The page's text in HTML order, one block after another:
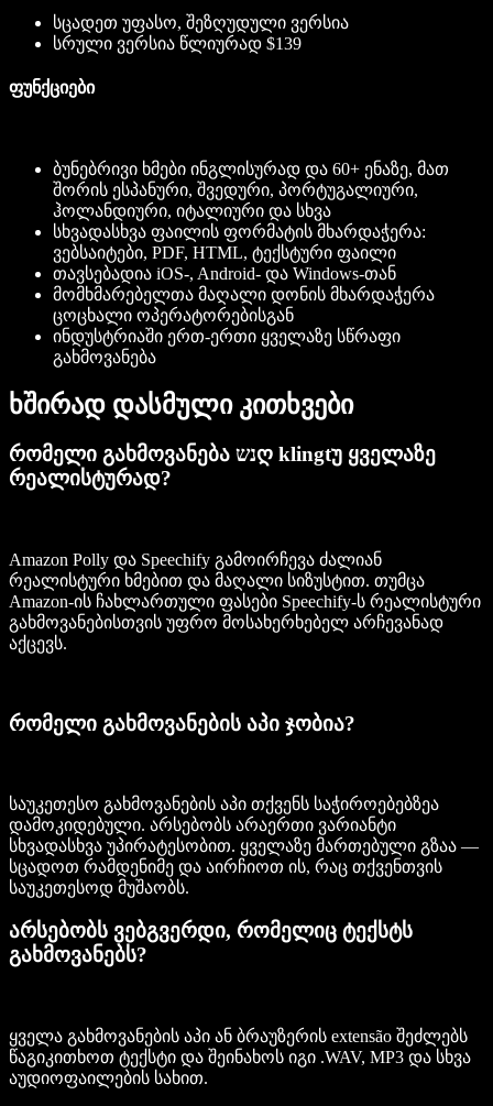
სცადეთ უფასო, შეზღუდული ვერსია
სრული ვერსია წლიურად $139
ფუნქციები
ბუნებრივი ხმები ინგლისურად და 60+ ენაზე, მათ
შორის ესპანური, შვედური, პორტუგალიური,
ჰოლანდიური, იტალიური და სხვა
სხვადასხვა ფაილის ფორმატის მხარდაჭერა:
ვებსაიტები, PDF, HTML, ტექსტური ფაილი
თავსებადია iOS-, Android- და Windows-თან
მომხმარებელთა მაღალი დონის მხარდაჭერა
ცოცხალი ოპერატორებისგან
ინდუსტრიაში ერთ-ერთი ყველაზე სწრაფი
გახმოვანება
ხშირად დასმული კითხვები
რომელი გახმოვანება נשღ klingtუ ყველაზე
რეალისტურად?
Amazon Polly და Speechify გამოირჩევა ძალიან
რეალისტური ხმებით და მაღალი სიზუსტით. თუმცა
Amazon-ის ჩახლართული ფასები Speechify-ს რეალისტური
გახმოვანებისთვის უფრო მოსახერხებელ არჩევანად
აქცევს.
რომელი გახმოვანების აპი ჯობია?
საუკეთესო გახმოვანების აპი თქვენს საჭიროებებზეა
დამოკიდებული. არსებობს არაერთი ვარიანტი
სხვადასხვა უპირატესობით. ყველაზე მართებული გზაა —
სცადოთ რამდენიმე და აირჩიოთ ის, რაც თქვენთვის
საუკეთესოდ მუშაობს.
არსებობს ვებგვერდი, რომელიც ტექსტს
გახმოვანებს?
ყველა გახმოვანების აპი ან ბრაუზერის extensão შეძლებს
წაგიკითხოთ ტექსტი და შეინახოს იგი .WAV, MP3 და სხვა
აუდიოფაილების სახით.